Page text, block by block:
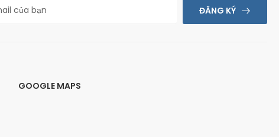
ĐĂNG KÝ
GOOGLE MAPS